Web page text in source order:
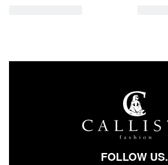
FOLLOW US.